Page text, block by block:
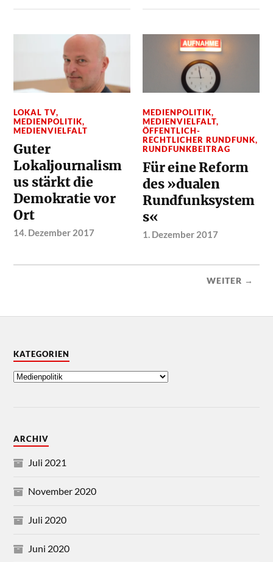
LOKAL TV,
MEDIENPOLITIK,
MEDIENVIELFALT
Guter
Lokaljournalism
us stärkt die
Demokratie vor
Ort
14. Dezember 2017
MEDIENPOLITIK,
MEDIENVIELFALT,
ÖFFENTLICH-
RECHTLICHER RUNDFUNK,
RUNDFUNKBEITRAG
Für eine Reform
des »dualen
Rundfunksystem
s«
1. Dezember 2017
WEITER →
KATEGORIEN
ARCHIV
Juli 2021
November 2020
Juli 2020
Juni 2020